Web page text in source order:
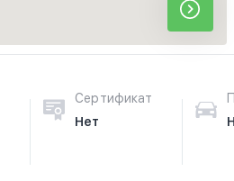
Сертификат
Нет